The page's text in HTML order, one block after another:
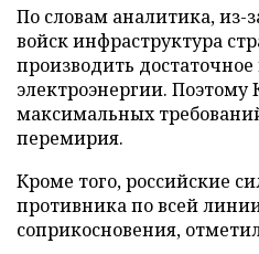
По словам аналитика, из-
войск инфраструктура
производить достаточное
электроэнергии. Поэтому
максимальных
перемирия.
Кроме того, российские
противника по всей
соприкосновения,